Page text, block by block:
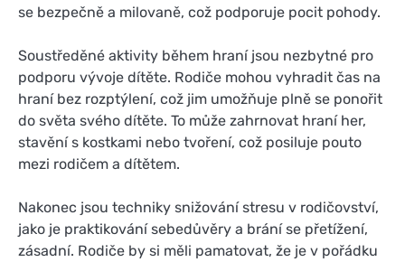
se bezpečně a milovaně, což podporuje pocit pohody.
Soustředěné aktivity během hraní jsou nezbytné pro
podporu vývoje dítěte. Rodiče mohou vyhradit čas na
hraní bez rozptýlení, což jim umožňuje plně se ponořit
do světa svého dítěte. To může zahrnovat hraní her,
stavění s kostkami nebo tvoření, což posiluje pouto
mezi rodičem a dítětem.
Nakonec jsou techniky snižování stresu v rodičovství,
jako je praktikování sebedůvěry a brání se přetížení,
zásadní. Rodiče by si měli pamatovat, že je v pořádku